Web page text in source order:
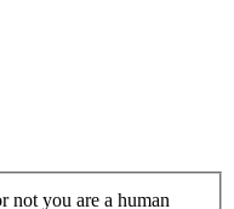
not you are a human